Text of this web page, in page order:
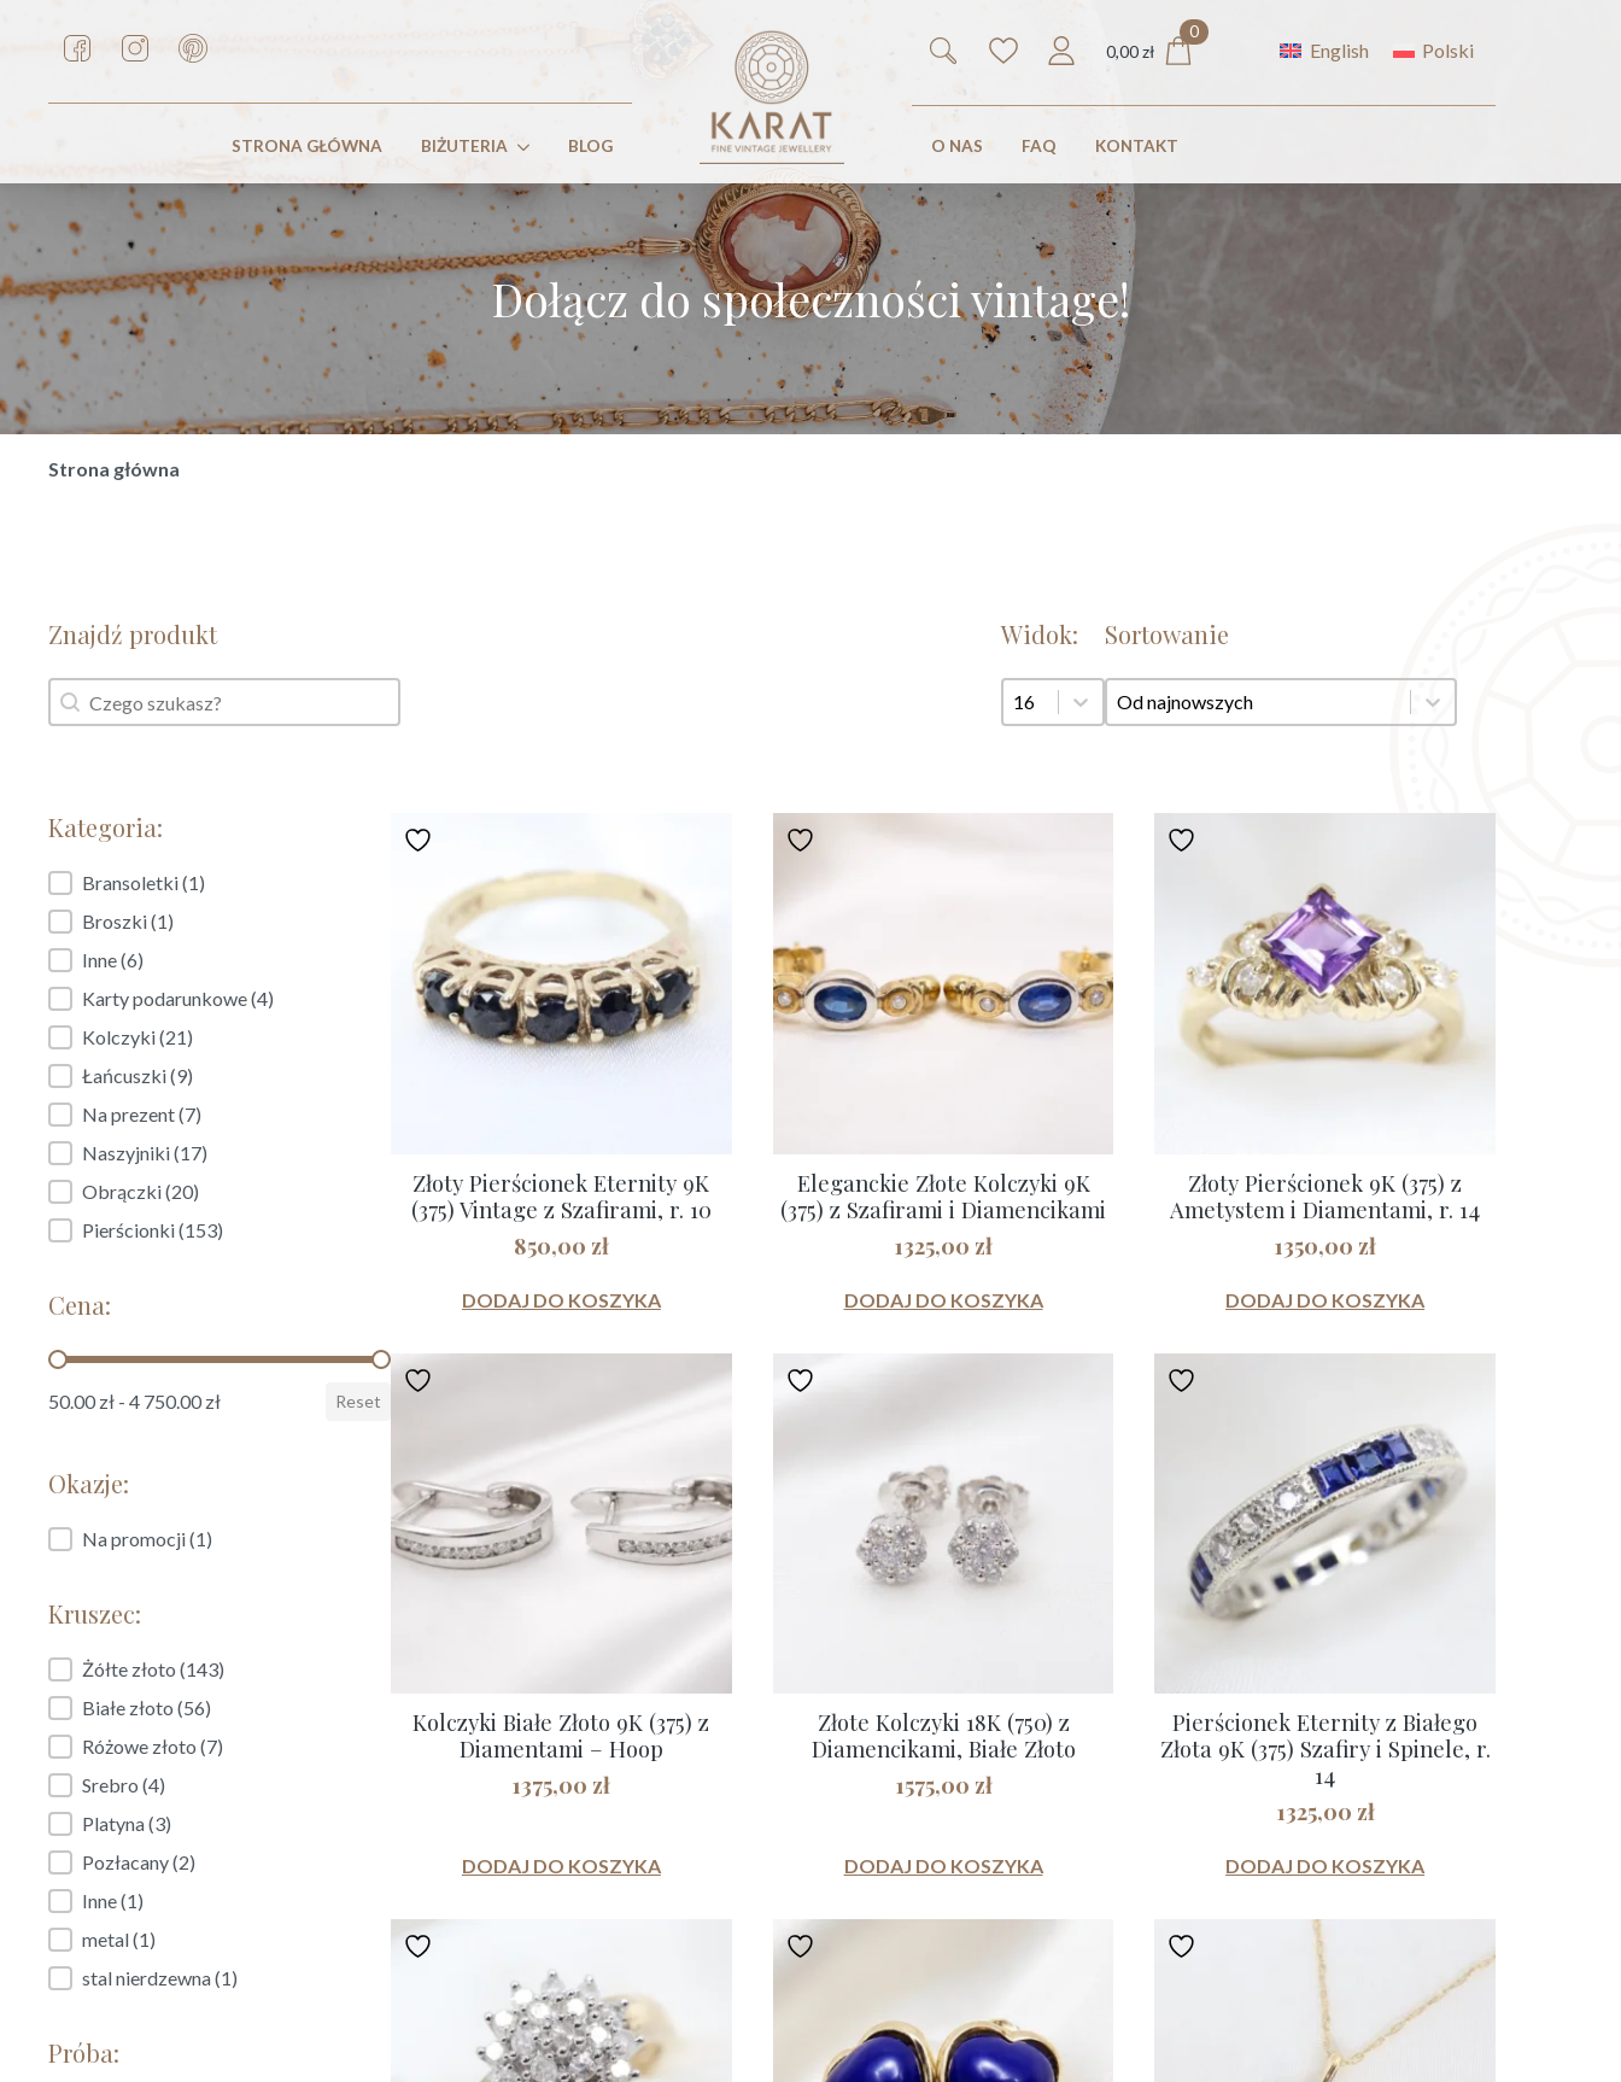
STRONA GŁÓWNA BIŻUTERIA BLOG
0,00zł
0
English Polski
O NAS FAQ KONTAKT
Dołącz do społeczności vintage!
Strona główna
Znajdź produkt
Znajdź produkt
Znajdź produkt
Widok:
Widok:
Sortowanie
Sortowanie
Sortowanie
Kategoria:
Kategoria:
Bransoletki(1)
Broszki(1)
Inne(6)
Karty podarunkowe(4)
Kolczyki(21)
Łańcuszki(9)
Na prezent(7)
Naszyjniki(17)
Obrączki(20)
Pierścionki(153)
Cena:
Cena:
50.00 zł - 4 750.00 zł Reset
Okazje:
Okazje:
Na promocji(1)
Kruszec:
Kruszec:
Żółte złoto (143)
Białe złoto (56)
Różowe złoto (7)
Srebro (4)
Platyna(3)
Pozłacany(2)
Inne(1)
metal(1)
stal nierdzewna(1)
Próba:
Złoty Pierścionek Eternity 9K
(375) Vintage z Szafirami, r. 10
850,00 zł
DODAJ DO KOSZYKA
Eleganckie Złote Kolczyki 9K
(375) z Szafirami i Diamencikami
1325,00 zł
DODAJ DO KOSZYKA
Złoty Pierścionek 9K (375) z
Ametystem i Diamentami, r. 14
1350,00 zł
DODAJ DO KOSZYKA
Kolczyki Białe Złoto 9K (375) z
Diamentami – Hoop
1375,00 zł
DODAJ DO KOSZYKA
Złote Kolczyki 18K (750) z
Diamencikami, Białe Złoto
1575,00 zł
DODAJ DO KOSZYKA
Pierścionek Eternity z Białego
Złota 9K (375) Szafiry i Spinele, r.
14
1325,00 zł
DODAJ DO KOSZYKA